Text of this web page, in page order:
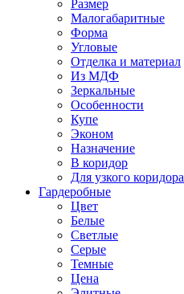
Размер
Малогабаритные
Форма
Угловые
Отделка и материал
Из МДФ
Зеркальные
Особенности
Купе
Эконом
Назначение
В коридор
Для узкого коридора
Гардеробные
Цвет
Белые
Светлые
Серые
Темные
Цена